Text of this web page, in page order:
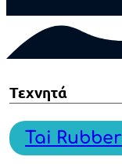
Τεχνητά
Tai Rubber